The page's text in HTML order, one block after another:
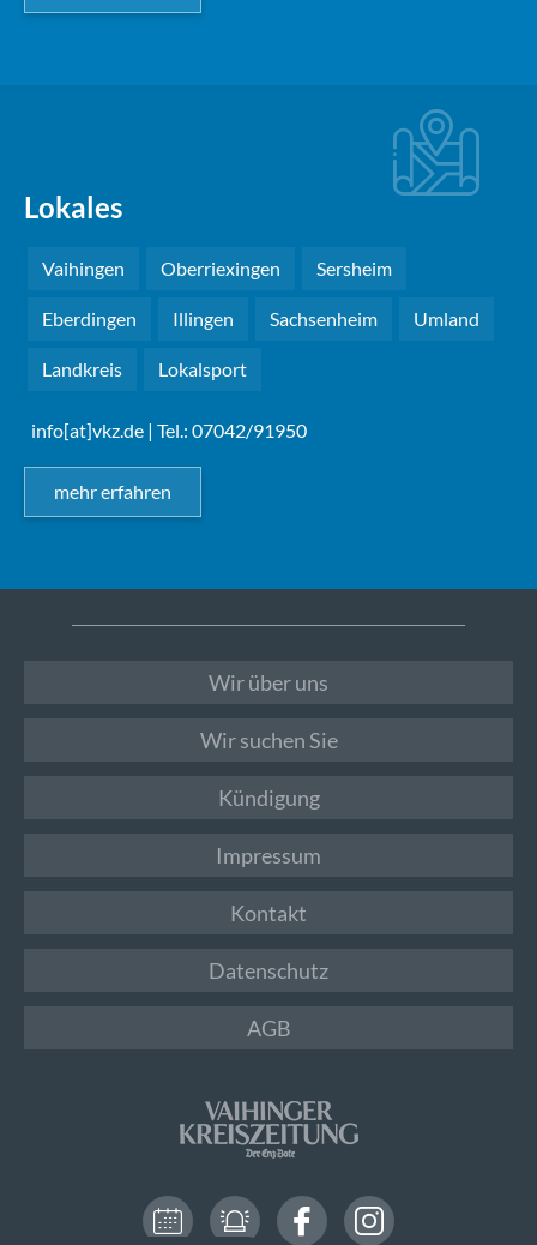
Lokales
Vaihingen Oberriexingen Sersheim
Eberdingen Illingen Sachsenheim Umland
Landkreis Lokalsport
info[at]vkz.de | Tel.: 07042/91950
mehr erfahren
Wir über uns
Wir suchen Sie
Kündigung
Impressum
Kontakt
Datenschutz
AGB